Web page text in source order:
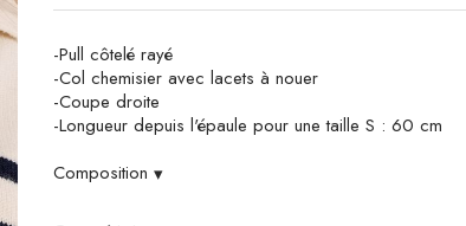
-Pull côtelé rayé
-Col chemisier avec lacets à nouer
-Coupe droite
-Longueur depuis l'épaule pour une taille S : 60 cm
Composition ▾